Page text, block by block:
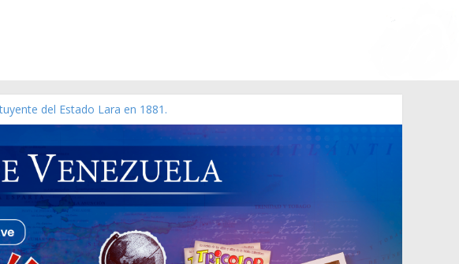
del Estado Lara en 1881.
09 de marzo de 2006 N° 38.394